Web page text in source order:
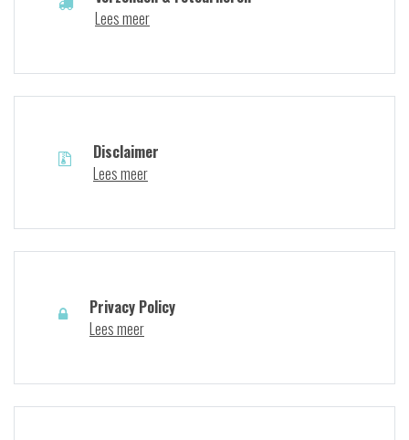
Lees meer
Disclaimer
Lees meer
Privacy Policy
Lees meer